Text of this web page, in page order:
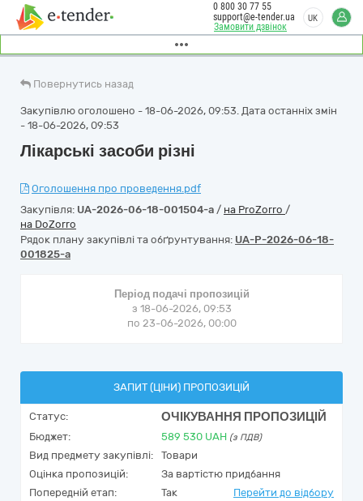
Замовити дзвінок
0 800 30 77 55
support@e-tender.ua
UK
Повернутись назад
Закупівлю оголошено - 18-06-2026, 09:53. Дата останніх змін
- 18-06-2026, 09:53
Лікарські засоби різні
Оголошення про проведення.pdf
Закупівля: UA-2026-06-18-001504-a / на ProZorro /
на DoZorro
Рядок плану закупівлі та обґрунтування: UA-P-2026-06-18-
001825-a
Період подачі пропозицій
з 18-06-2026, 09:53
по 23-06-2026, 00:00
ЗАПИТ (ЦІНИ) ПРОПОЗИЦІЙ
Статус: ОЧІКУВАННЯ ПРОПОЗИЦІЙ
Бюджет: 589 530 UAH (з ПДВ)
Вид предмету закупівлі:
Товари
Оцінка пропозицій:
За вартістю придбання
Попередній етап:
Так Перейти до відбору